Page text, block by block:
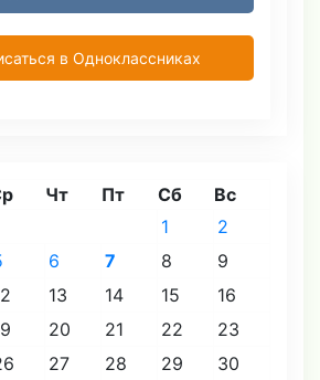
в Одноклассниках
Чт Пт Сб Вс
1
2
6 7 8
9
13 14 15
16
20 21 22
23
27 28 29
30